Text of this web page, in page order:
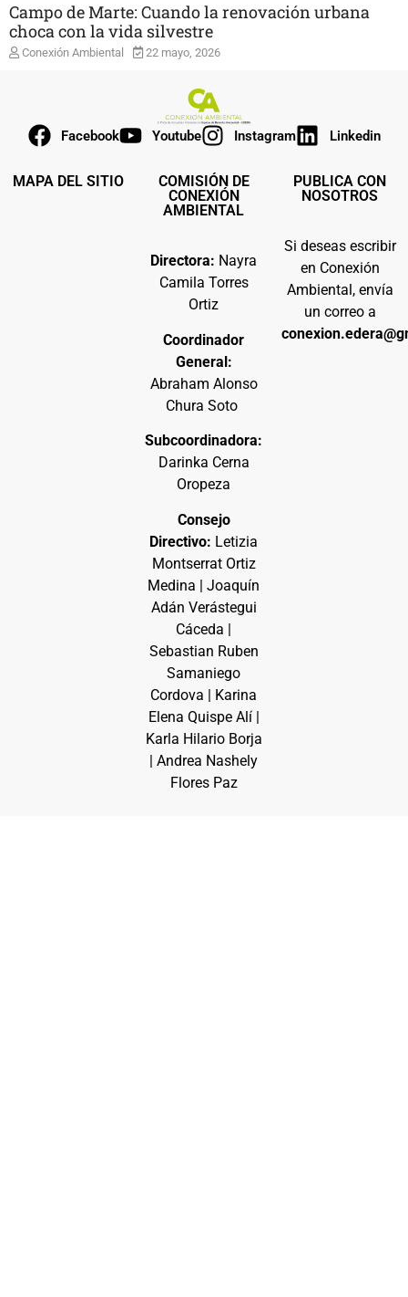
Campo de Marte: Cuando la renovación urbana
choca con la vida silvestre
Conexión Ambiental 22 mayo, 2026
Facebook Youtube Instagram Linkedin
MAPA DEL SITIO
COMISIÓN DE
CONEXIÓN
AMBIENTAL
Directora: Nayra
Camila Torres
Ortiz
Coordinador
General:
Abraham Alonso
Chura Soto
Subcoordinadora:
Darinka Cerna
Oropeza
Consejo
Directivo: Letizia
Montserrat Ortiz
Medina | Joaquín
Adán Verástegui
Cáceda |
Sebastian Ruben
Samaniego
Cordova | Karina
Elena Quispe Alí |
Karla Hilario Borja
| Andrea Nashely
Flores Paz
PUBLICA CON
NOSOTROS
Si deseas escribir
en Conexión
Ambiental, envía
un correo a